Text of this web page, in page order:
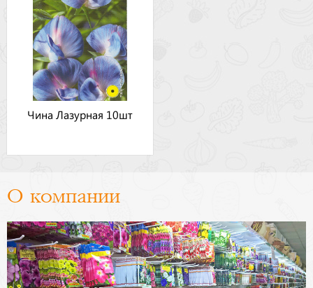
Чина Лазурная 10шт
О компании